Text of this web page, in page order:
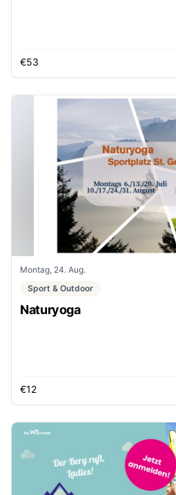
€53
Montag, 24. Aug.
Sport & Outdoor
Naturyoga
€12